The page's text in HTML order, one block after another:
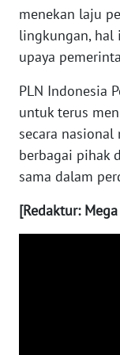
menekan laju
lingkungan, hal
upaya
PLN Indonesia
untuk terus
secara
berbagai pihak
sama dalam
[Redaktur:
WN
KALTARA
WN
KALSEL
WN
KALTIM
WN